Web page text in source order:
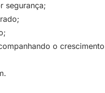
segurança;
o